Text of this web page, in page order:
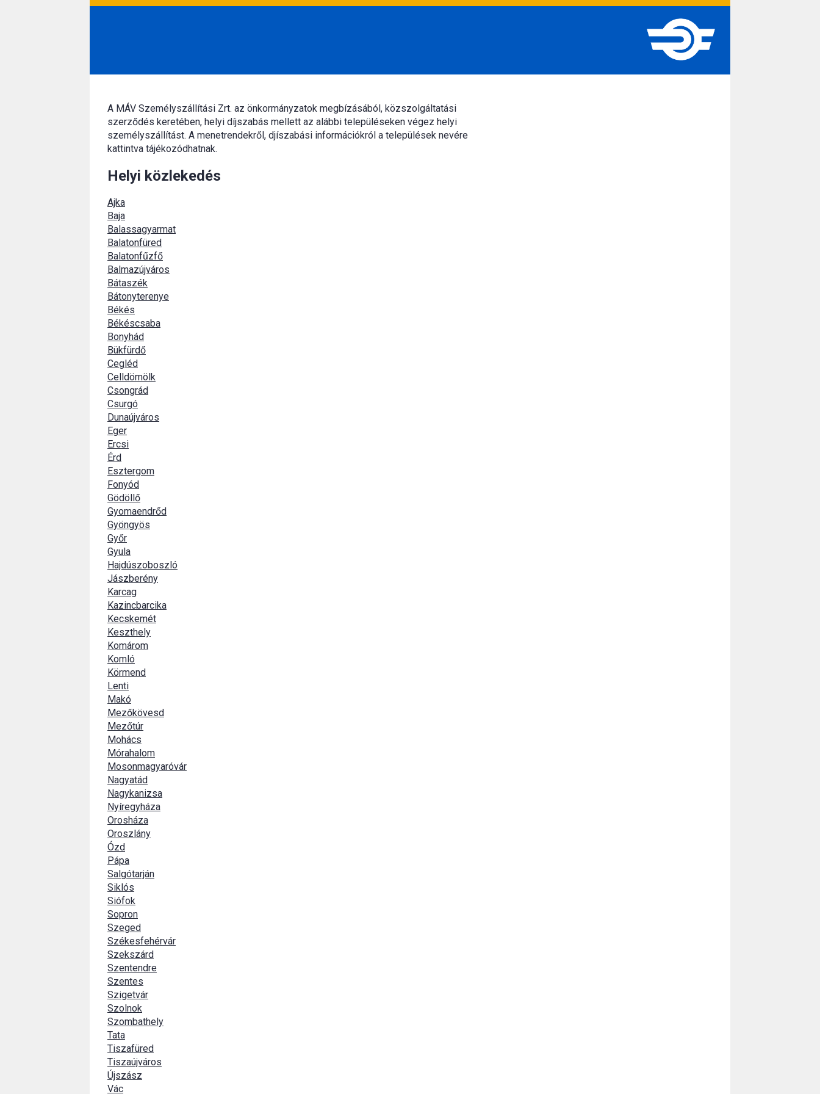
A MÁV Személyszállítási Zrt. az önkormányzatok megbízásából, közszolgáltatási
szerződés keretében, helyi díjszabás mellett az alábbi településeken végez helyi
személyszállítást. A menetrendekről, djíszabási információkról a települések nevére
kattintva tájékozódhatnak.
Helyi közlekedés
Ajka
Baja
Balassagyarmat
Balatonfüred
Balatonfűzfő
Balmazújváros
Bátaszék
Bátonyterenye
Békés
Békéscsaba
Bonyhád
Bükfürdő
Cegléd
Celldömölk
Csongrád
Csurgó
Dunaújváros
Eger
Ercsi
Érd
Esztergom
Fonyód
Gödöllő
Gyomaendrőd
Gyöngyös
Győr
Gyula
Hajdúszoboszló
Jászberény
Karcag
Kazincbarcika
Kecskemét
Keszthely
Komárom
Komló
Körmend
Lenti
Makó
Mezőkövesd
Mezőtúr
Mohács
Mórahalom
Mosonmagyaróvár
Nagyatád
Nagykanizsa
Nyíregyháza
Orosháza
Oroszlány
Ózd
Pápa
Salgótarján
Siklós
Siófok
Sopron
Szeged
Székesfehérvár
Szekszárd
Szentendre
Szentes
Szigetvár
Szolnok
Szombathely
Tata
Tiszafüred
Tiszaújváros
Újszász
Vác